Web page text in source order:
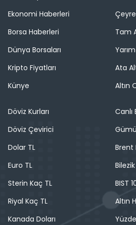
Ekonomi Haberleri
Borsa Haberleri
Dünya Borsaları
Kripto Fiyatları
Künye
Tam
Ata
Altın
Döviz Kurları
Döviz Çevirici
Dolar TL
Euro TL
Sterin Kaç TL
Riyal Kaç TL
Kanada Doları
Canlı
Brent
BIST
Altın